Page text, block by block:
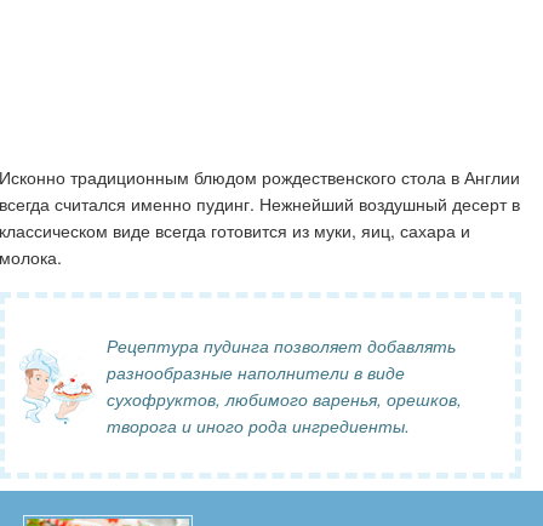
Исконно традиционным блюдом рождественского стола в Англии
всегда считался именно пудинг. Нежнейший воздушный десерт в
классическом виде всегда готовится из муки, яиц, сахара и
молока.
Рецептура пудинга позволяет добавлять
разнообразные наполнители в виде
сухофруктов, любимого варенья, орешков,
творога и иного рода ингредиенты.